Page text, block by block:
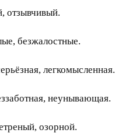
отзывчивый.
безжалостные.
легкомысленная.
неунывающая.
озорной.